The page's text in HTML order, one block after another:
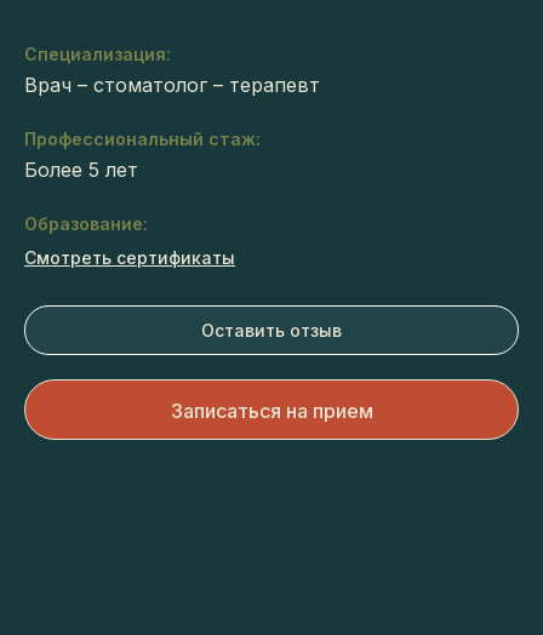
Специализация:
Врач – стоматолог – терапевт
Профессиональный стаж:
Более 5 лет
Образование:
Смотреть сертификаты
Оставить отзыв
Записаться на прием